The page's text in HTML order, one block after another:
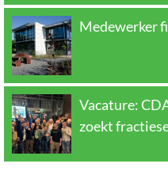
Medewerker
Vacature:
zoekt